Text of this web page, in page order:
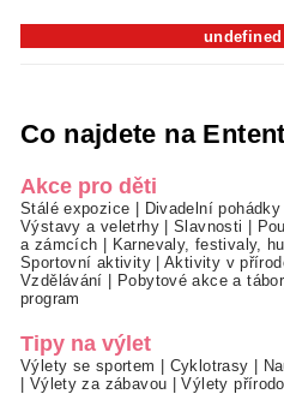
undefined
Co najdete na
Akce pro děti
Stálé expozice Divadelní pohádky
Výstavy a veletrhy|Slavnosti
a zámcích
Karnevaly, festivaly,
Sportovní aktivity|Aktivity v
Vzdělávání
Pobytové akce a
program
Tipy na výlet
Výlety se sportem Cyklotrasy
Výlety za zábavou |Výlety